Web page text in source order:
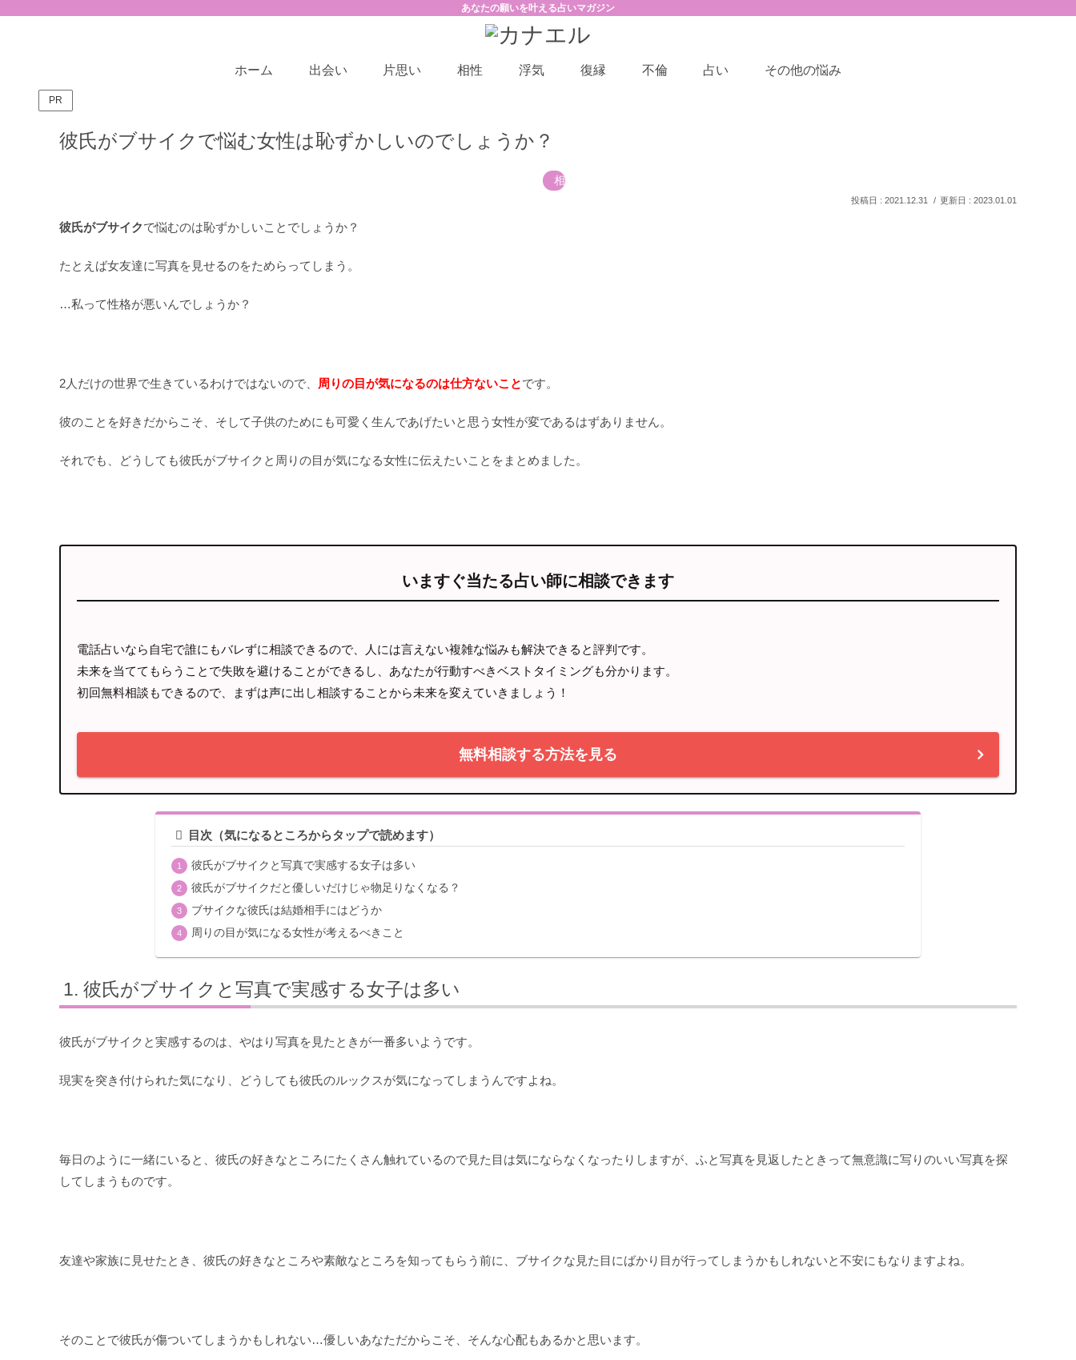
あなたの願いを叶える占いマガジン
ホーム 出会い 片思い 相性 浮気 復縁 不倫 占い その他の悩み
PR
彼氏がブサイクで悩む女性は恥ずかしいのでしょうか？
相性
2021.12.31 2023.01.01
彼氏がブサイクで悩むのは恥ずかしいことでしょうか？
たとえば女友達に写真を見せるのをためらってしまう。
…私って性格が悪いんでしょうか？
2人だけの世界で生きているわけではないので、 周りの目が気になるのは仕方ないことです。
彼のことを好きだからこそ、そして子供のためにも可愛く生んであげたいと思う女性が変であるはずありません。
それでも、どうしても彼氏がブサイクと周りの目が気になる女性に伝えたいことをまとめました。
いますぐ当たる占い師に相談できます
電話占いなら自宅で誰にもバレずに相談できるので、人には言えない複雑な悩みも解決できると評判です。
未来を当ててもらうことで失敗を避けることができるし、あなたが行動すべきベストタイミングも分かります。
初回無料相談もできるので、まずは声に出し相談することから未来を変えていきましょう！
無料相談する方法を見る
目次（気になるところからタップで読めます）
彼氏がブサイクと写真で実感する女子は多い
彼氏がブサイクだと優しいだけじゃ物足りなくなる？
ブサイクな彼氏は結婚相手にはどうか
周りの目が気になる女性が考えるべきこと
彼氏がブサイクと写真で実感する女子は多い
彼氏がブサイクと実感するのは、やはり写真を見たときが一番多いようです。
現実を突き付けられた気になり、どうしても彼氏のルックスが気になってしまうんですよね。
毎日のように一緒にいると、彼氏の好きなところにたくさん触れているので見た目は気にならなくなったりしますが、ふと写真を見返したときって無意識に写りのいい写真を探
してしまうものです。
友達や家族に見せたとき、彼氏の好きなところや素敵なところを知ってもらう前に、ブサイクな見た目にばかり目が行ってしまうかもしれないと不安にもなりますよね。
そのことで彼氏が傷ついてしまうかもしれない…優しいあなただからこそ、そんな心配もあるかと思います。